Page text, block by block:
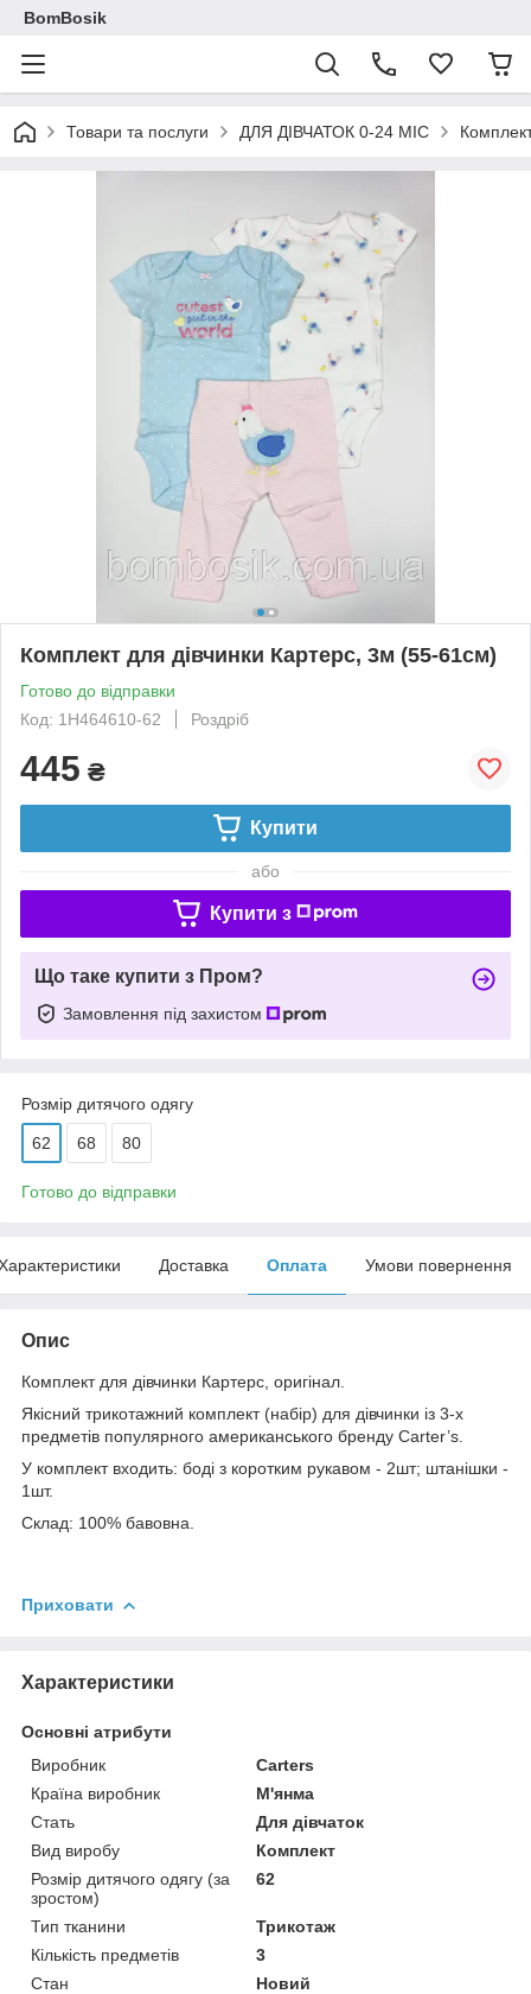
BomBosik
Товари та послуги ДЛЯ ДІВЧАТОК 0-24 МІС
Комплект для дівчинки Картерс, 3м (55-61см)
Готово до відправки
Код: 1H464610-62
Роздріб
445 ₴
Купити
або
Купити з
Що таке купити з Пром?
Замовлення під захистом
Розмір дитячого одягу
62 68 80
Готово до відправки
Доставка Оплата Умови повернення
Опис
Комплект для дівчинки Картерс, оригінал.
Якісний трикотажний комплект (набір) для дівчинки із 3-х
предметів популярного американського бренду Carter’s.
У комплект входить: боді з коротким рукавом - 2шт; штанішки -
1шт.
Склад: 100% бавовна.
Приховати
Характеристики
Основні атрибути
Виробник
Carters
Країна виробник
М'янма
Стать
Для дівчаток
Вид виробу
Комплект
Розмір дитячого одягу (за
зростом)
62
Тип тканини
Трикотаж
Кількість предметів
3
Стан
Новий